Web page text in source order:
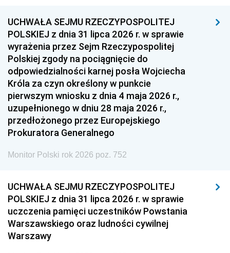
UCHWAŁA SEJMU RZECZYPOSPOLITEJ
POLSKIEJ z dnia 31 lipca 2026 r. w sprawie
wyrażenia przez Sejm Rzeczypospolitej
Polskiej zgody na pociągnięcie do
odpowiedzialności karnej posła Wojciecha
Króla za czyn określony w punkcie
pierwszym wniosku z dnia 4 maja 2026 r.,
uzupełnionego w dniu 28 maja 2026 r.,
przedłożonego przez Europejskiego
Prokuratora Generalnego
Monitor Polski rok 2026 poz. 752
UCHWAŁA SEJMU RZECZYPOSPOLITEJ
POLSKIEJ z dnia 31 lipca 2026 r. w sprawie
uczczenia pamięci uczestników Powstania
Warszawskiego oraz ludności cywilnej
Warszawy